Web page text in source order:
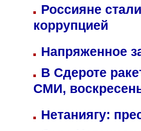
Россияне
коррупцией
Напряженное
В Сдероте
СМИ,
Нетаниягу: